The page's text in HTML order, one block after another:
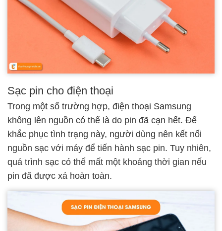
Sạc pin cho điện thoại
Trong một số trường hợp, điện thoại Samsung
không lên nguồn có thể là do pin đã cạn hết. Để
khắc phục tình trạng này, người dùng nên kết nối
nguồn sạc với máy để tiến hành sạc pin. Tuy nhiên,
quá trình sạc có thể mất một khoảng thời gian nếu
pin đã được xả hoàn toàn.